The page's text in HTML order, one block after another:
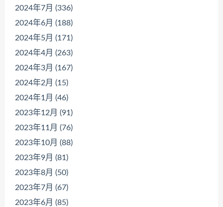
2024年7月 (336)
2024年6月 (188)
2024年5月 (171)
2024年4月 (263)
2024年3月 (167)
2024年2月 (15)
2024年1月 (46)
2023年12月 (91)
2023年11月 (76)
2023年10月 (88)
2023年9月 (81)
2023年8月 (50)
2023年7月 (67)
2023年6月 (85)